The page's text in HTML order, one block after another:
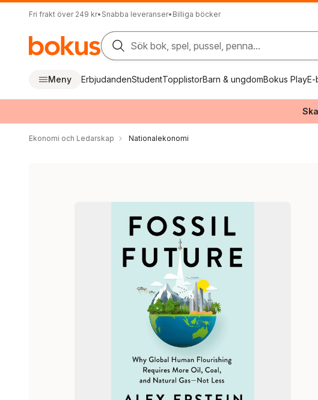
Fri frakt över 249 kr• Snabba leveranser• Billiga böcker
Sök bok, spel, pussel, penna...
Meny ErbjudandenStudentTopplistorBarn & ungdomBokus Play
Ekonomi och Ledarskap Nationalekonomi